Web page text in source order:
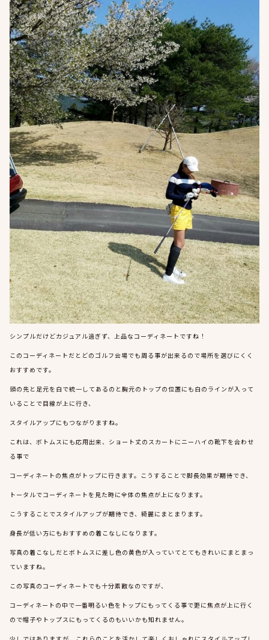
シンプルだけどカジュアル過ぎず、上品なコーディネートですね！
このコーディネートだとどのゴルフ会場でも周る事が出来るので場所を選びにくく
おすすめです。
頭の先と足元を白で統一してあるのと胸元のトップの位置にも白のラインが入って
いることで目線が上に行き、
スタイルアップにもつながりますね。
これは、ボトムスにも応用出来、ショート丈のスカートにニーハイの靴下を合わせ
る事で
コーディネートの焦点がトップに行きます。こうすることで脚長効果が期待でき、
トータルでコーディネートを見た時に全体の焦点が上になります。
こうすることでスタイルアップが期待でき、綺麗にまとまります。
身長が低い方にもおすすめの着こなしになります。
写真の着こなしだとボトムスに差し色の黄色が入っていてとてもきれいにまとまっ
ていますね。
この写真のコーディネートでも十分素敵なのですが、
コーディネートの中で一番明るい色をトップにもってくる事で更に焦点が上に行く
ので帽子やトップスにもってくるのもいいかも知れません。